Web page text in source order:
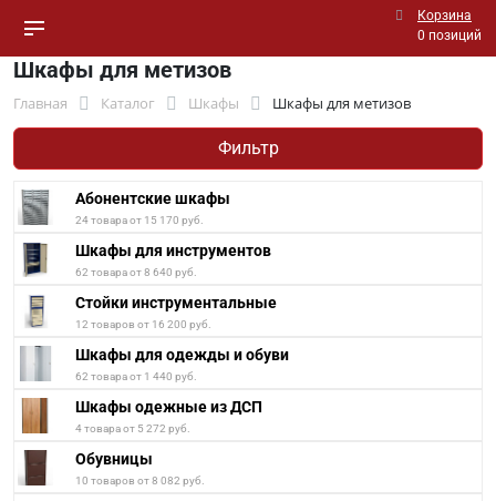
Корзина
0 позиций
Шкафы для метизов
Главная Каталог Шкафы Шкафы для метизов
Фильтр
Абонентские шкафы
24 товара от 15 170 руб.
Шкафы для инструментов
62 товара от 8 640 руб.
Стойки инструментальные
12 товаров от 16 200 руб.
Шкафы для одежды и обуви
62 товара от 1 440 руб.
Шкафы одежные из ДСП
4 товара от 5 272 руб.
Обувницы
10 товаров от 8 082 руб.